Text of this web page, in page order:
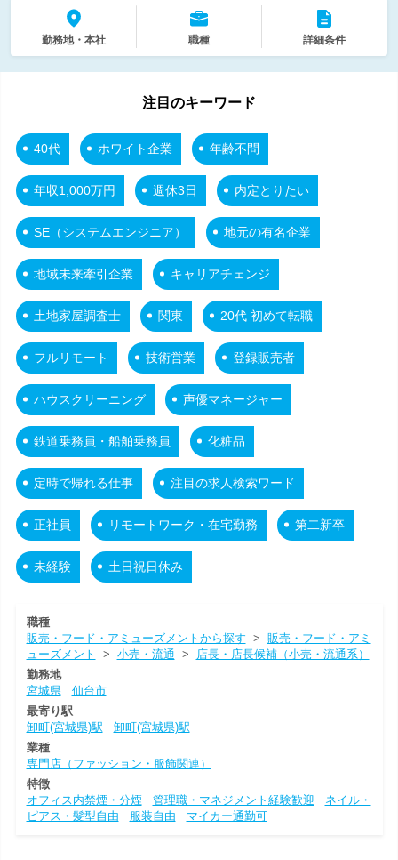
勤務地・本社 職種 詳細条件
注目のキーワード
40代 ホワイト企業 年齢不問
年収1,000万円 週休3日 内定とりたい
SE（システムエンジニア） 地元の有名企業
地域未来牽引企業 キャリアチェンジ
土地家屋調査士 関東 20代 初めて転職
フルリモート 技術営業 登録販売者
ハウスクリーニング 声優マネージャー
鉄道乗務員・船舶乗務員 化粧品
定時で帰れる仕事 注目の求人検索ワード
正社員 リモートワーク・在宅勤務 第二新卒
未経験 土日祝日休み
職種
販売・フード・アミューズメントから探す > 販売・フード・アミ
ューズメント
> 小売・流通 >
店長・店長候補（小売・流通系）
勤務地
宮城県
仙台市
最寄り駅
卸町(宮城県)駅
卸町(宮城県)駅
業種
専門店（ファッション・服飾関連）
特徴
オフィス内禁煙・分煙
管理職・マネジメント経験歓迎
ネイル・
ピアス・髪型自由
服装自由 マイカー通勤可